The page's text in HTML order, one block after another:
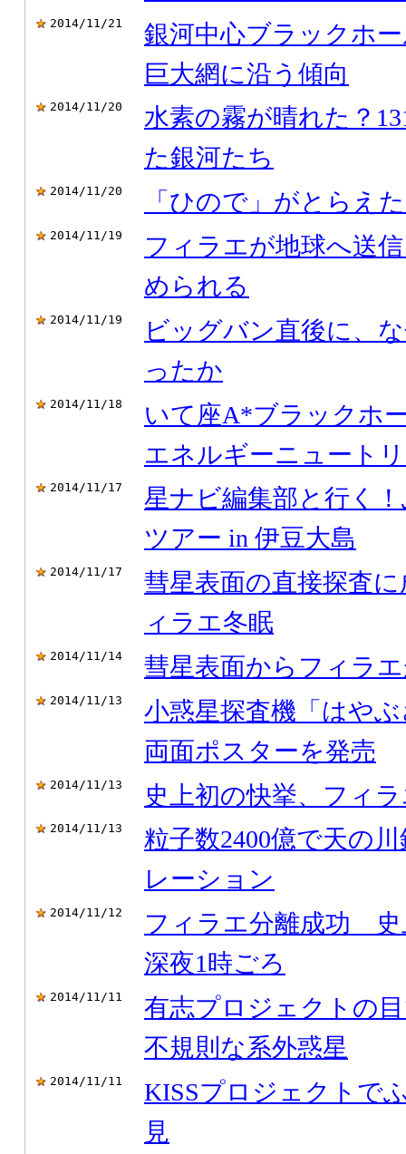
2014/11/21
銀河中心ブラックホ
巨大網に沿う傾向
2014/11/20
水素の霧が晴れた？
た銀河たち
2014/11/20 「ひので」がとらえ
2014/11/19
フィラエが地球へ送
められる
2014/11/19
ビッグバン直後に、
ったか
2014/11/18
いて座A*ブラックホ
エネルギーニュート
2014/11/17
星ナビ編集部と行く
ツアー in 伊豆大島
2014/11/17
彗星表面の直接探査
ィラエ冬眠
2014/11/14 彗星表面からフィラ
2014/11/13
小惑星探査機「はや
両面ポスターを発売
2014/11/13 史上初の快挙、フィ
2014/11/13
粒子数2400億で天の
レーション
2014/11/12
フィラエ分離成功 史
深夜1時ごろ
2014/11/11
有志プロジェクトの
不規則な系外惑星
2014/11/11
KISSプロジェクトで
見